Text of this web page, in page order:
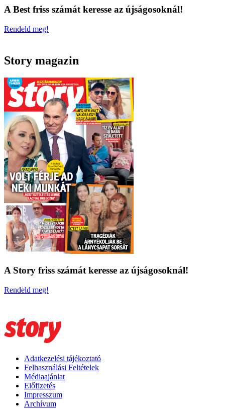
A Best friss számát keresse az újságosoknál!
Rendeld meg!
Story magazin
A Story friss számát keresse az újságosoknál!
Rendeld meg!
Adatkezelési tájékoztató
Felhasználási Feltételek
Médiaajánlat
Előfizetés
Impresszum
Archívum